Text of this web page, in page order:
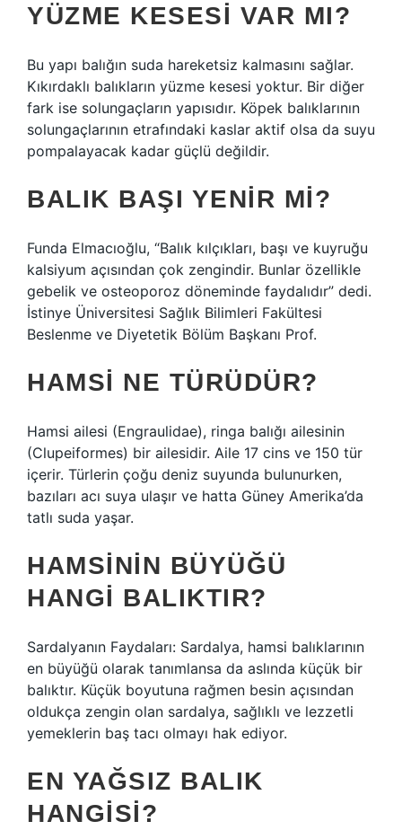
YÜZME KESESI VAR MI?
Bu yapı balığın suda hareketsiz kalmasını sağlar.
Kıkırdaklı balıkların yüzme kesesi yoktur. Bir diğer
fark ise solungaçların yapısıdır. Köpek balıklarının
solungaçlarının etrafındaki kaslar aktif olsa da suyu
pompalayacak kadar güçlü değildir.
BALIK BAŞI YENIR MI?
Funda Elmacıoğlu, “Balık kılçıkları, başı ve kuyruğu
kalsiyum açısından çok zengindir. Bunlar özellikle
gebelik ve osteoporoz döneminde faydalıdır” dedi.
İstinye Üniversitesi Sağlık Bilimleri Fakültesi
Beslenme ve Diyetetik Bölüm Başkanı Prof.
HAMSI NE TÜRÜDÜR?
Hamsi ailesi (Engraulidae), ringa balığı ailesinin
(Clupeiformes) bir ailesidir. Aile 17 cins ve 150 tür
içerir. Türlerin çoğu deniz suyunda bulunurken,
bazıları acı suya ulaşır ve hatta Güney Amerika’da
tatlı suda yaşar.
HAMSININ BÜYÜĞÜ
HANGI BALIKTIR?
Sardalyanın Faydaları: Sardalya, hamsi balıklarının
en büyüğü olarak tanımlansa da aslında küçük bir
balıktır. Küçük boyutuna rağmen besin açısından
oldukça zengin olan sardalya, sağlıklı ve lezzetli
yemeklerin baş tacı olmayı hak ediyor.
EN YAĞSIZ BALIK
HANGISI?